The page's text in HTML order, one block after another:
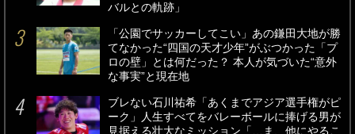
バルとの軌跡」
「公園でサッカーしてこい」あの鎌田大地が勝
てなかった“四国の天才少年”がぶつかった「プ
ロの壁」とは何だった？ 本人が気づいた“意外
な事実”と現在地
ブレない石川祐希「あくまでアジア選手権がピ
ーク」人生すべてをバレーボールに捧げる男が
見据える壮大なミッション「…ま、他にやるこ